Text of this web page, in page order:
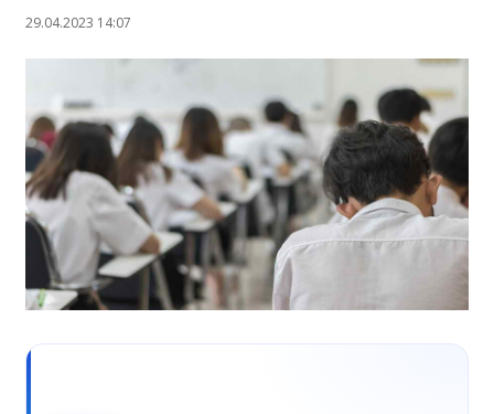
29.04.2023 14:07